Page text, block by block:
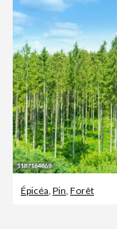
Épicéa, Pin, Forêt